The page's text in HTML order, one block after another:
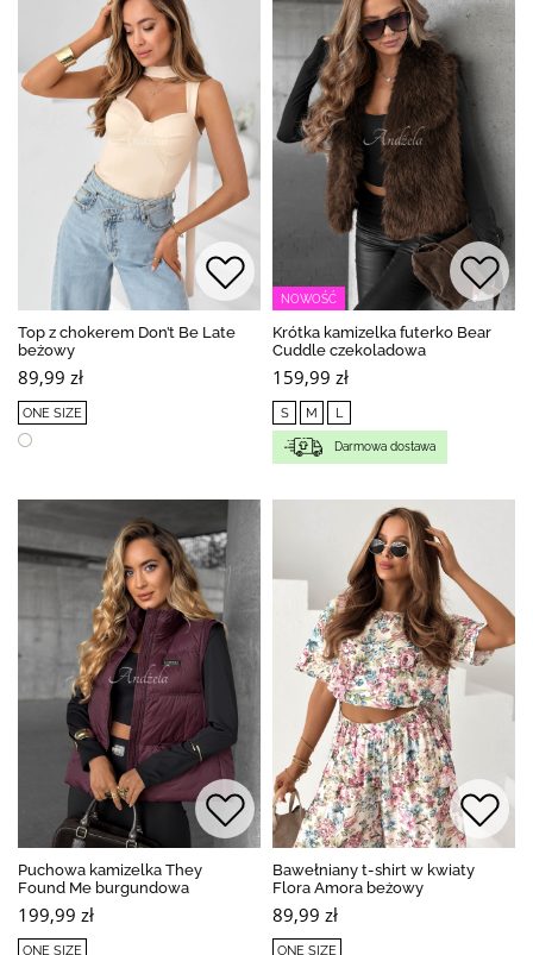
Top z chokerem Don’t Be Late
beżowy
89,99 zł
ONE SIZE
NOWOŚĆ
Krótka kamizelka futerko Bear
Cuddle czekoladowa
159,99 zł
S M L
Darmowa dostawa
Puchowa kamizelka They
Found Me burgundowa
199,99 zł
ONE SIZE
Bawełniany t-shirt w kwiaty
Flora Amora beżowy
89,99 zł
ONE SIZE